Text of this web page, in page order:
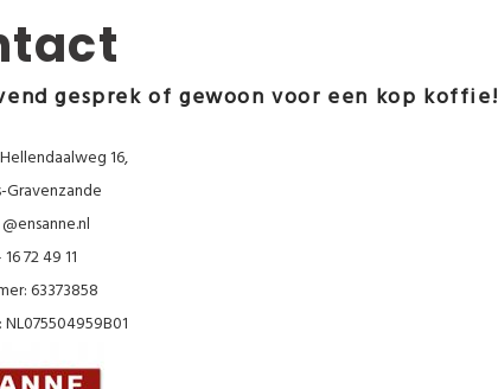
gesprek of gewoon voor een kop koffie!
16,
Gravenzande
72 49 11
63373858